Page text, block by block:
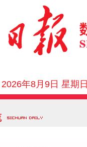
2026年8月9日 星期日